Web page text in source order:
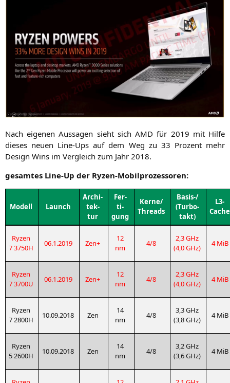
Nach eige­nen Aus­sa­gen sieht sichAMD für 2019 mit Hil­fe
die­ses neu­en Line-Ups auf dem Weg zu 33 Pro­zent mehr
Design Wins im Ver­gleich zum Jahr 2018.
gesam­tes Line-Up der Ryzen-Mobilprozessoren:
Modell Launch
Archi­
tek­
tur
Fer­
ti­
gung
Kerne/
Threads
Basis-/
(Tur­bo­
takt)
L3-
Cache
Ryzen
73750H 06.1.2019 Zen+
12
nm
4/8
2,3 GHz
(4,0 GHz)
4 MiB
Ryzen
73700U 06.1.2019 Zen+
12
nm
4/8
2,3 GHz
(4,0 GHz)
4 MiB
Ryzen
72800H 10.09.2018 Zen
14
nm
4/8
3,3 GHz
(3,8 GHz)
4 MiB
Ryzen
52600H 10.09.2018 Zen
14
nm
4/8
3,2 GHz
(3,6 GHz)
4 MiB